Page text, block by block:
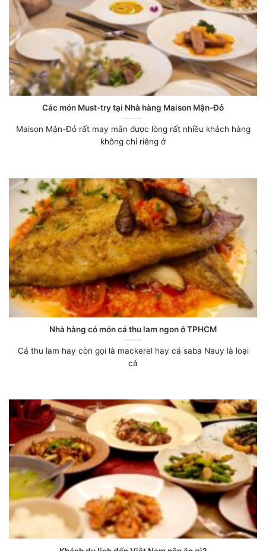
Các món Must-try tại Nhà hàng Maison Mận-Đỏ
Maison Mận-Đỏ rất may mắn được lòng rất nhiều khách hàng
không chỉ riêng ở
Nhà hàng có món cá thu lam ngon ở TPHCM
Cá thu lam hay còn gọi là mackerel hay cá saba Nauy là loại
cá